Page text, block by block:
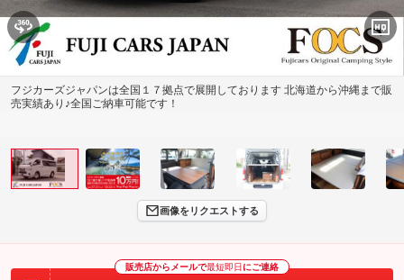
フジカーズジャパンは全国１７拠点で展開しております 北海道から沖縄まで販
売実績あり♪全国ご納車可能です！
画像をリクエストする
販売店からメールで最短即日 にご連絡